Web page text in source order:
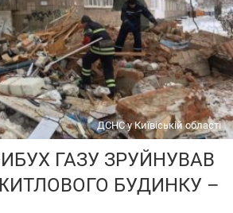
ДСНС у Київіській області
ГАЗУ ЗРУЙНУВАВ
БУДИНКУ –